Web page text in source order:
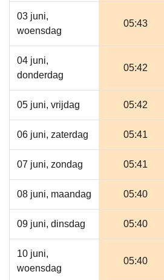
03 juni,
woensdag
05:43
04 juni,
donderdag
05:42
05 juni, vrijdag 05:42
06 juni, zaterdag 05:41
07 juni, zondag 05:41
08 juni, maandag 05:40
09 juni, dinsdag 05:40
10 juni,
woensdag
05:40